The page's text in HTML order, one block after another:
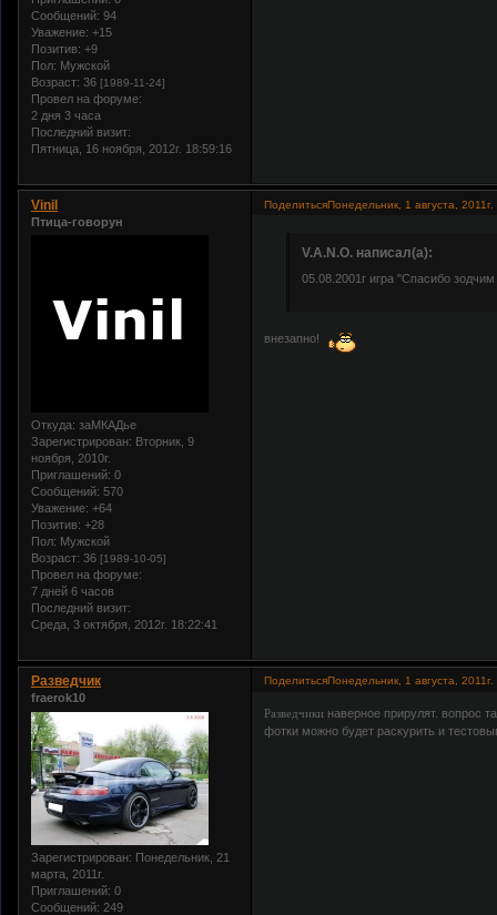
Сообщений: 94
Уважение: +15
Позитив: +9
Пол: Мужской
Возраст: 36 [1989-11-24]
Провел на форуме:
2 дня 3 часа
Последний визит:
Пятница, 16 ноября, 2012г. 18:59:16
ПоделитьсяПонедельник, 1 августа,
Vinil
Птица-говорун
Откуда: заМКАДье
Зарегистрирован: Вторник, 9
ноября, 2010г.
Приглашений: 0
Сообщений: 570
Уважение: +64
Позитив: +28
Пол: Мужской
Возраст: 36 [1989-10-05]
Провел на форуме:
7 дней 6 часов
Последний визит:
Среда, 3 октября, 2012г. 18:22:41
V.A.N.O. написал(а):
05.08.2001г игра "Спасибо
внезапно!
ПоделитьсяПонедельник, 1 августа,
Разведчик
fraerok10
Зарегистрирован: Понедельник, 21
марта, 2011г.
Приглашений: 0
Сообщений: 249
Разведчики наверное прирулят. вопрос
фотки можно будет раскурить и